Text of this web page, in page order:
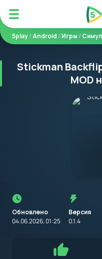
5play/Android /Игры /
Stickman
MOD
Обновлено
04.06.2026, 01:25
Версия
0.1.4
обращать внимание на
OS. Мы указываем